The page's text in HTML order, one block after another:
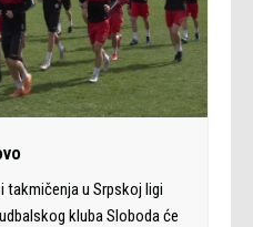
takmičenja u Srpskoj ligi
kluba Sloboda će